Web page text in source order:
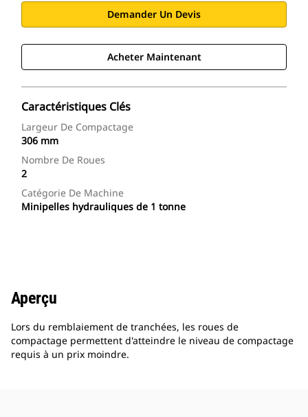
Demander Un Devis
Acheter Maintenant
Caractéristiques Clés
Largeur De Compactage
306 mm
Nombre De Roues
2
Catégorie De Machine
Minipelles hydrauliques de 1 tonne
Aperçu
Lors du remblaiement de tranchées, les roues de
compactage permettent d'atteindre le niveau de compactage
requis à un prix moindre.